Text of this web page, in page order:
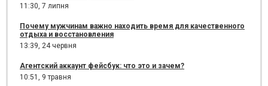
11:30, 7 липня
Почему мужчинам важно находить время для качественного
отдыха и восстановления
13:39, 24 червня
Агентский аккаунт фейсбук: что это и зачем?
10:51, 9 травня